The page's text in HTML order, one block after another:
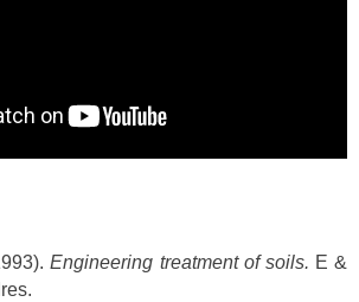
Engineering treatment of soils. E &